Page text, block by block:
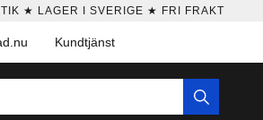
★ LAGER I SVERIGE ★ FRI FRAKT
Kundtjänst